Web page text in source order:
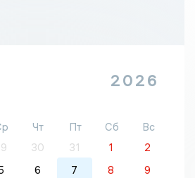
2026
Чт Пт Сб
Вс
30 31 1
2
6 7 8
9